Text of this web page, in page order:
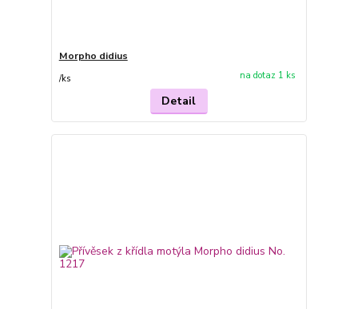
Morpho didius
/ks na dotaz 1 ks
Detail